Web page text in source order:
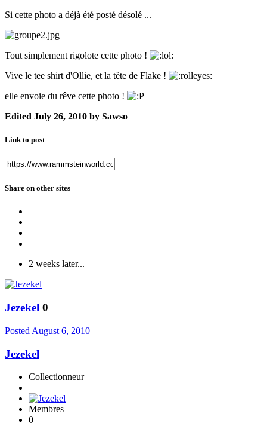
Si cette photo a déjà été posté désolé ...
Tout simplement rigolote cette photo !
Vive le tee shirt d'Ollie, et la tête de Flake !
elle envoie du rêve cette photo !
Edited July 26, 2010 by Sawso
Link to post
Share on other sites
2 weeks later...
Jezekel 0
Posted August 6, 2010
Jezekel
Collectionneur
Membres
0